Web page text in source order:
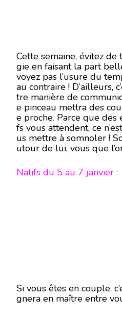
Cette semaine, évitez
gie en faisant la part
voyez pas l’usure du
au contraire ! D’ailleurs,
tre manière de
e pinceau mettra des
e proche. Parce que
fs vous attendent, ce
us mettre à somnoler !
utour de lui, vous que
ntive.
Natifs du 5 au 7 janvier :
Si vous êtes en couple,
gnera en maître entre